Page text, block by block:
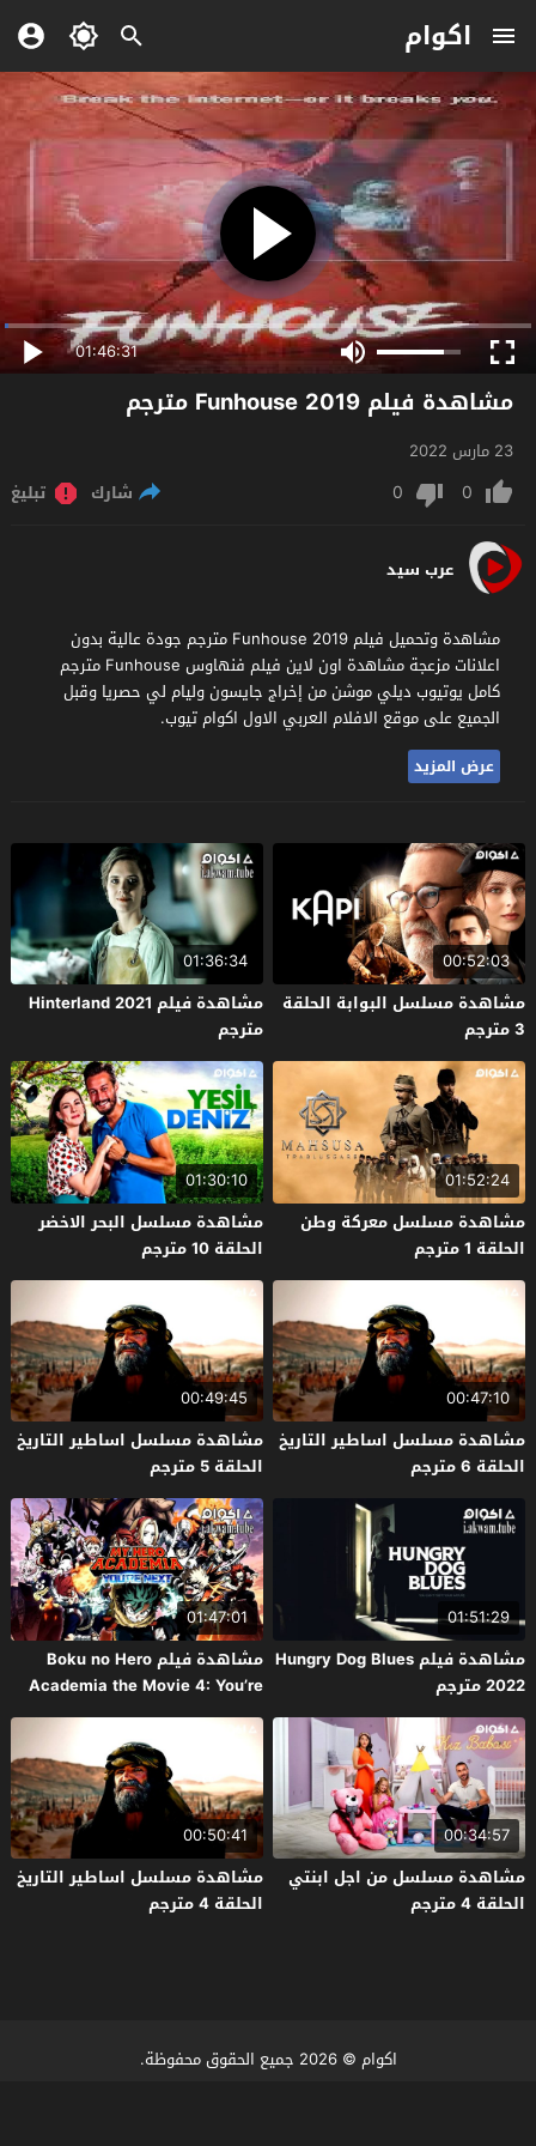
اكوام
01:46:31
مشاهدة فيلم Funhouse 2019 مترجم
23 مارس 2022
0
0 شارك تبليغ
عرب سيد
مشاهدة وتحميل فيلم Funhouse 2019 مترجم جودة عالية بدون
اعلانات مزعجة مشاهدة اون لاين فيلم فنهاوس Funhouse مترجم
كامل يوتيوب ديلي موشن من إخراج جايسون وليام لي حصريا وقبل
الجميع على موقع الافلام العربي الاول اكوام تيوب.
عرض المزيد
00:52:03
مشاهدة مسلسل البوابة الحلقة
3 مترجم
01:36:34
مشاهدة فيلم Hinterland 2021
مترجم
01:52:24
مشاهدة مسلسل معركة وطن
الحلقة 1 مترجم
01:30:10
مشاهدة مسلسل البحر الاخضر
الحلقة 10 مترجم
00:47:10
مشاهدة مسلسل اساطير التاريخ
الحلقة 6 مترجم
00:49:45
مشاهدة مسلسل اساطير التاريخ
الحلقة 5 مترجم
01:51:29
مشاهدة فيلم Hungry Dog Blues
2022 مترجم
01:47:01
مشاهدة فيلم Boku no Hero
Academia the Movie 4: You’re
Next 2024 مترجم
00:34:57
مشاهدة مسلسل من اجل ابنتي
الحلقة 4 مترجم
00:50:41
مشاهدة مسلسل اساطير التاريخ
الحلقة 4 مترجم
اكوام © 2026 جميع الحقوق محفوظة.